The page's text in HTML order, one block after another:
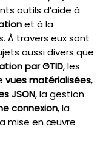
outils d’aide à
et à la
À travers eux sont
aussi divers que
par GTID, les
vues matérialisées,
JSON, la gestion
connexion, la
mise en œuvre